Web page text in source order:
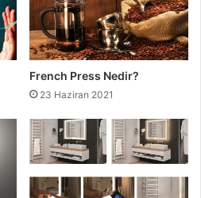
French Press Nedir?
23 Haziran 2021